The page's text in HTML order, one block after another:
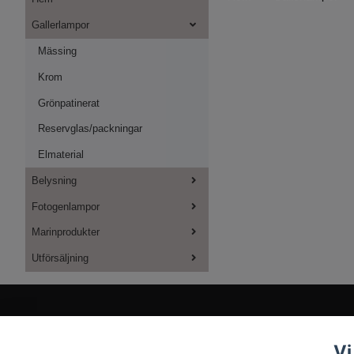
Gallerlampor
Mässing
Krom
Grönpatinerat
Reservglas/packningar
Elmaterial
Belysning
Fotogenlampor
Marinprodukter
Utförsäljning